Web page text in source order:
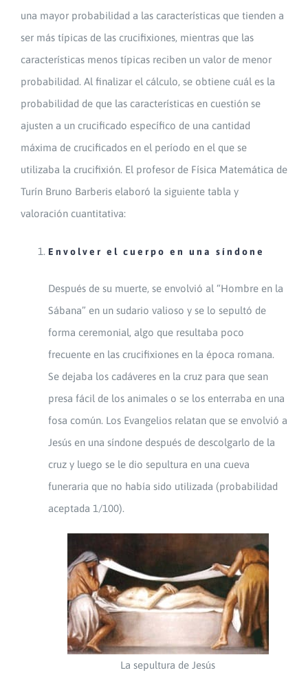
una mayor probabilidad a las características que tienden a
ser más típicas de las crucifixiones, mientras que las
características menos típicas reciben un valor de menor
probabilidad. Al finalizar el cálculo, se obtiene cuál es la
probabilidad de que las características en cuestión se
ajusten a un crucificado específico de una cantidad
máxima de crucificados en el período en el que se
utilizaba la crucifixión. El profesor de Física Matemática de
Turín Bruno Barberis elaboró la siguiente tabla y
valoración cuantitativa:
Envolver el cuerpo en una síndone
Después de su muerte, se envolvió al “Hombre en la
Sábana” en un sudario valioso y se lo sepultó de
forma ceremonial, algo que resultaba poco
frecuente en las crucifixiones en la época romana.
Se dejaba los cadáveres en la cruz para que sean
presa fácil de los animales o se los enterraba en una
fosa común. Los Evangelios relatan que se envolvió a
Jesús en una síndone después de descolgarlo de la
cruz y luego se le dio sepultura en una cueva
funeraria que no había sido utilizada (probabilidad
aceptada 1/100).
La sepultura de Jesús